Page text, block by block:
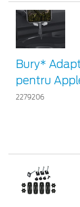
Bury*
pentru
2279206